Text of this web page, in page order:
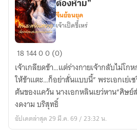
“พันธะ
หยิน
หยาง:
เมื่อ
รัก
คือ
พลัง
ต้องห้าม”
จีนย้อนยุค
เจ้าเป็ดขี้เหร่
1814400 (0)
เจ้าเกลียดข้า…แต่ร่างกายเจ้ากลับไม่โก
ให้ข้าแตะ…ก็อย่าสั่นแบบนี้” พระเอกเย่เซวียนหลง”จอมยุทธ์อันดับ
ต้นของแคว้น นางเอกหลินเยว่หาน”ศิษย์
งดงาม บริสุทธิ์
อัปเดตล่าสุด 29 มี.ค. 69 / 23:32 น.